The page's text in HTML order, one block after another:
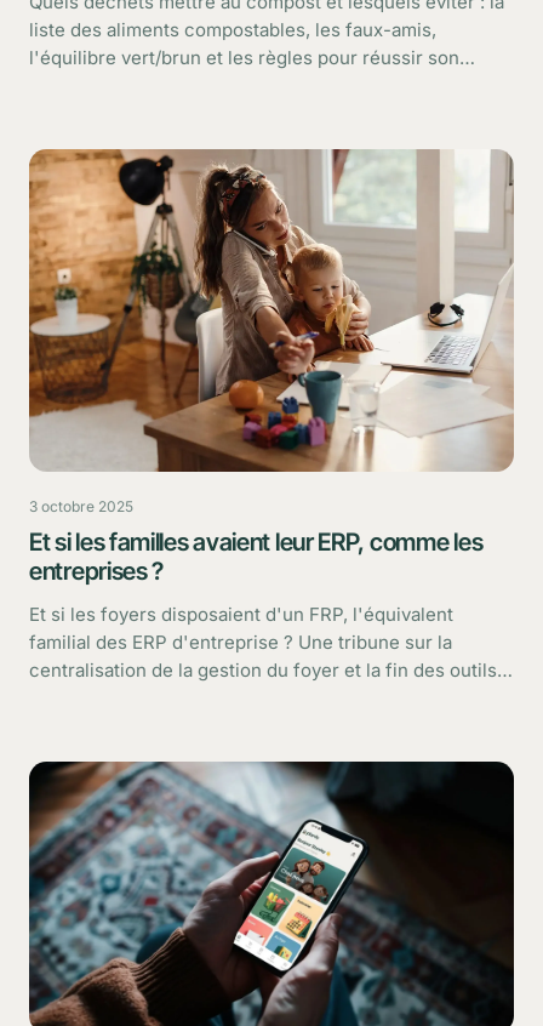
liste des aliments compostables, les faux-amis,
l'équilibre vert/brun et les règles pour réussir son
3 octobre 2025
Et si les familles avaient leur ERP, comme les
entreprises ?
Et si les foyers disposaient d'un FRP, l'équivalent
familial des ERP d'entreprise ? Une tribune sur la
centralisation de la gestion du foyer et la fin des outils